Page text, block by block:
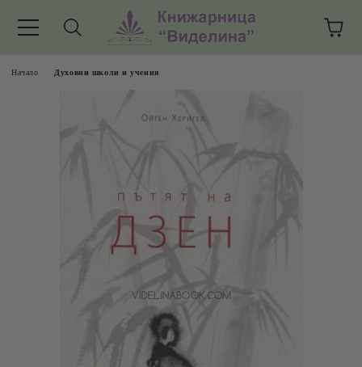
Начало Духовни школи и учения